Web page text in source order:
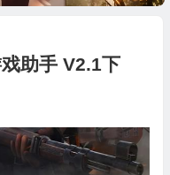
助手 V2.1下